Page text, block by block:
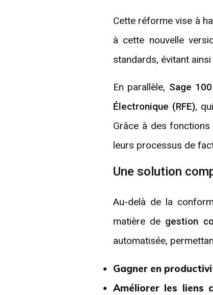
Cette réforme vise à
à cette nouvelle
standards, évitant
En parallèle, Sage
Électronique (RFE),
Grâce à des
leurs processus de
Une solution
Au-delà de la
matière de gestion
automatisée,
Gagner en
Améliorer les liens